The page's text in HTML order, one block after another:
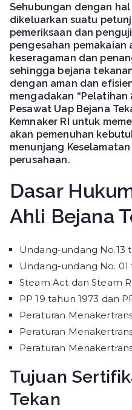
Sehubungan dengan
dikeluarkan suatu
pemeriksaan dan
pengesahan pemakaian
keseragaman dan
sehingga bejana
dengan aman dan
mengadakan “Pelatihan
Pesawat Uap Bejana
Kemnaker RI untuk
akan pemenuhan
menunjang
perusahaan.
Dasar
Ahli Bejana
Undang-undang No.13
Undang-undang No. 01
Steam Act dan Steam
PP 19 tahun 1973 dan
Peraturan
Peraturan
Peraturan
Tujuan
Tekan